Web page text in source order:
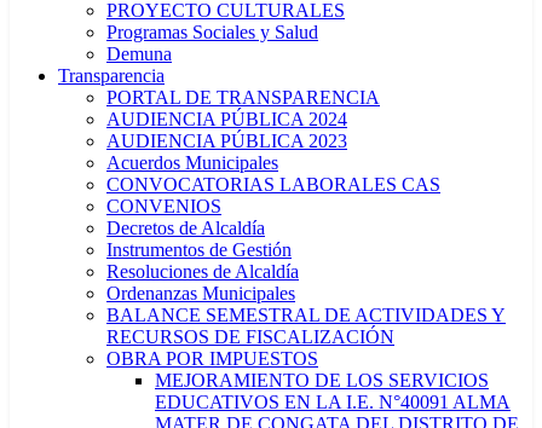
PROYECTO CULTURALES
Programas Sociales y Salud
Demuna
Transparencia
PORTAL DE TRANSPARENCIA
AUDIENCIA PÚBLICA 2024
AUDIENCIA PÚBLICA 2023
Acuerdos Municipales
CONVOCATORIAS LABORALES CAS
CONVENIOS
Decretos de Alcaldía
Instrumentos de Gestión
Resoluciones de Alcaldía
Ordenanzas Municipales
BALANCE SEMESTRAL DE ACTIVIDADES Y
RECURSOS DE FISCALIZACIÓN
OBRA POR IMPUESTOS
MEJORAMIENTO DE LOS SERVICIOS
EDUCATIVOS EN LA I.E. N°40091 ALMA
MATER DE CONGATA DEL DISTRITO DE